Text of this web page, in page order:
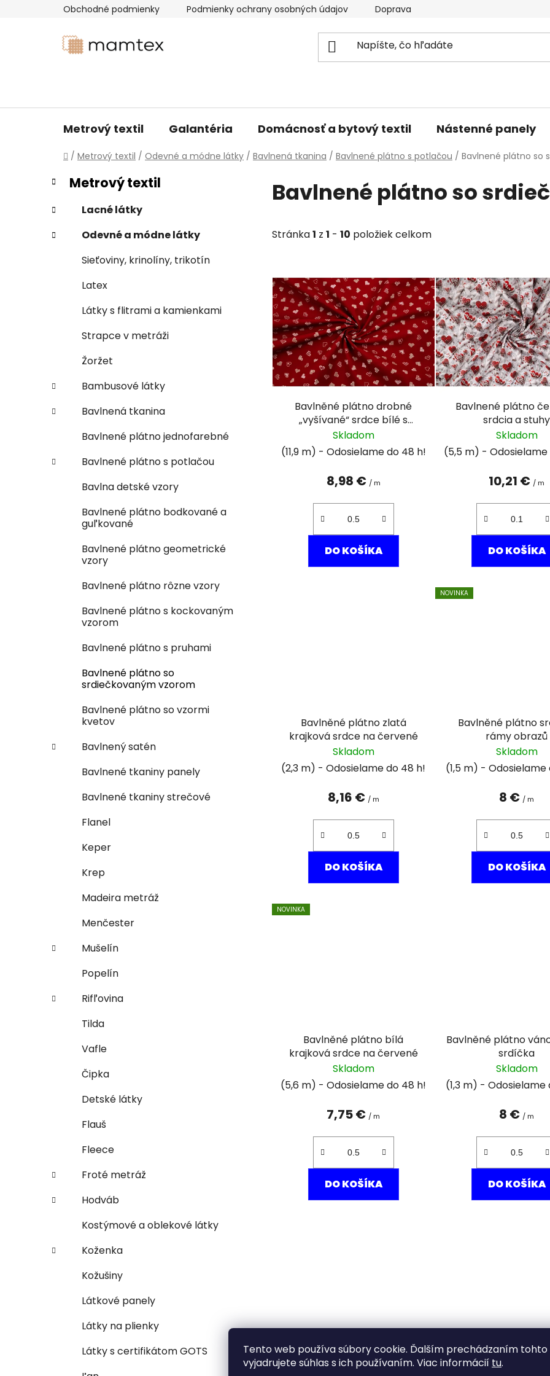
Tento web používa súbory cookie. Ďalším prechádzaním tohto
vyjadrujete súhlas s ich používaním. Viac informácií tu.
Obchodné podmienky Podmienky ochrany osobných údajov Doprava a platba
Metrový textil Galantéria Domácnosť a bytový textil Nástenné panely
Domov
/ Metrový textil / Odevné a módne látky / Bavlnená tkanina / Bavlnené plátno s potlačou / Bavlnené plátno so
B
o
č
ý
Preskočiť
kategórie
K
a
e
g
ó
Metrový textil
Lacné látky
Odevné a módne látky
Sieťoviny, krinolíny, trikotín
Latex
Látky s flitrami a kamienkami
Strapce v metráži
Žoržet
Bambusové látky
Bavlnená tkanina
Bavlnené plátno jednofarebné
Bavlnené plátno s potlačou
Bavlna detské vzory
Bavlnené plátno bodkované a
guľkované
Bavlnené plátno geometrické
vzory
Bavlnené plátno rôzne vzory
Bavlnené plátno s kockovaným
vzorom
Bavlnené plátno s pruhami
Bavlnené plátno so
srdiečkovaným vzorom
Bavlnené plátno so vzormi
kvetov
Bavlnený satén
Bavlnené tkaniny panely
Bavlnené tkaniny strečové
Flanel
Keper
Krep
Madeira metráž
Menčester
Mušelín
Popelín
Rifľovina
Tilda
Vafle
Čipka
Detské látky
Flauš
Fleece
Froté metráž
Hodváb
Kostýmové a oblekové látky
Koženka
Kožušiny
Látkové panely
Látky na plienky
Látky s certifikátom GOTS
Bavlnené plátno so
Stránka1 z 1 - 10 položiek celkom
ý
p
i
s
p
r
o
Bavlněné plátno drobné
„vyšívané“ srdce bílé s
béžovou na červené
Skladom
(11,9 m)
8,98 € / m
DO KOŠÍKA
Bavlnené plátno
srdcia a stuhy
Skladom
(5,5 m)
10,21 € / m
DO KOŠÍKA
Bavlněné plátno zlatá
krajková srdce na červené
Skladom
(2,3 m)
8,16 € / m
DO KOŠÍKA
NOVINKA
Bavlněné plátno
rámy obrazů
Skladom
(1,5 m)
8 € / m
DO KOŠÍKA
NOVINKA
Bavlněné plátno bílá
krajková srdce na červené
Skladom
(5,6 m)
7,75 € / m
DO KOŠÍKA
Bavlněné plátno
srdíčka
Skladom
(1,3 m)
8 € / m
DO KOŠÍKA
Bavlněné plátno červená
krajková srdce na bílé